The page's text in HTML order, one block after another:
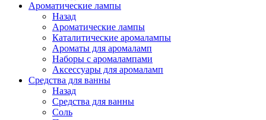
Ароматические лампы
Назад
Ароматические лампы
Каталитические аромалампы
Ароматы для аромаламп
Наборы с аромалампами
Аксессуары для аромаламп
Средства для ванны
Назад
Средства для ванны
Соль